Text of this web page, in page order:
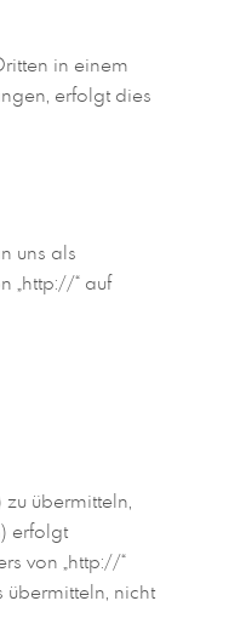
in einem
erfolgt dies
uns als
„http://“ auf
übermitteln,
erfolgt
von „http://“
übermitteln, nicht